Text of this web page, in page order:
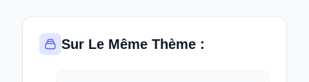
Sur Le Même Thème :